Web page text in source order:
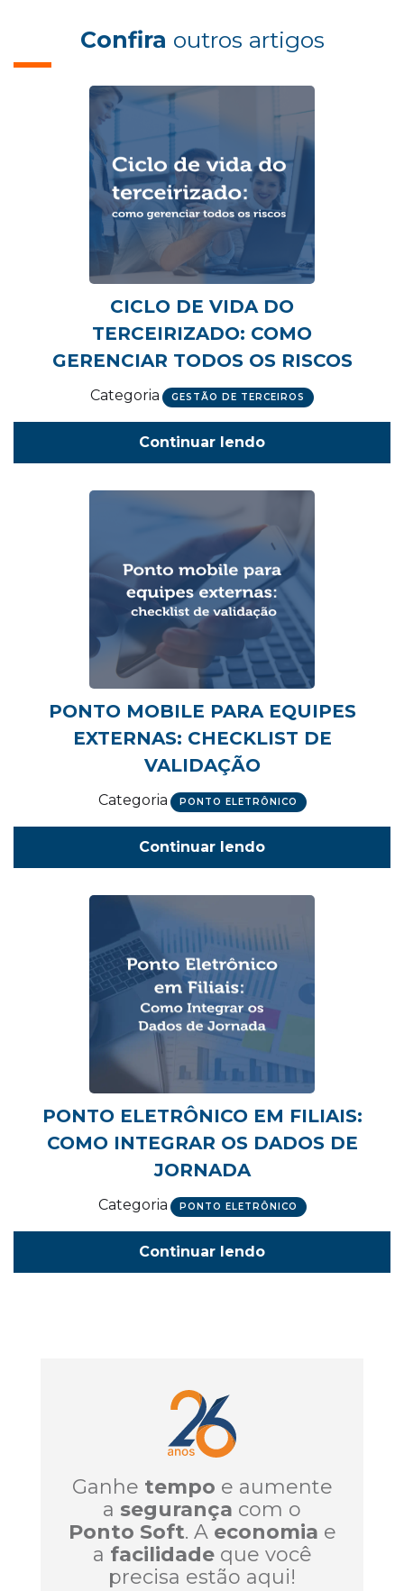
Confira outros artigos
CICLO DE VIDA DO
TERCEIRIZADO: COMO
GERENCIAR TODOS OS RISCOS
Categoria GESTÃO DE TERCEIROS
Continuar lendo
PONTO MOBILE PARA EQUIPES
EXTERNAS: CHECKLIST DE
VALIDAÇÃO
Categoria PONTO ELETRÔNICO
Continuar lendo
PONTO ELETRÔNICO EM FILIAIS:
COMO INTEGRAR OS DADOS DE
JORNADA
Categoria PONTO ELETRÔNICO
Continuar lendo
Ganhe tempo e aumente
a segurança com o
Ponto Soft. A economia e
a facilidadeque você
precisa estão aqui!